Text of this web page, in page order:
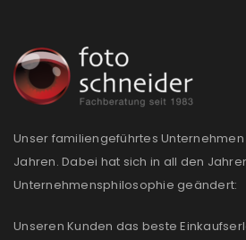
Unser familiengeführtes
Jahren. Dabei hat sich in all den
Unternehmensphilosophie geändert:
Unseren Kunden das beste